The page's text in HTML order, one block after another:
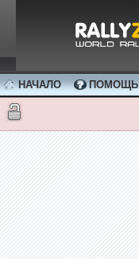
НАЧАЛО ПОМОЩЬ